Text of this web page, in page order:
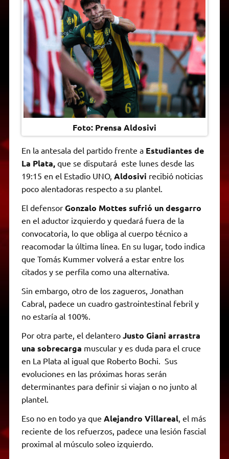
A
p
p
r
a
m
e
r
o
o
k
n
g
e
r
i
n
k
F
r
i
e
n
d
Foto: Prensa Aldosivi
En la antesala del partido frente a Estudiantes de
La Plata, que se disputará este lunes desde las
19:15 en el Estadio UNO, Aldosivi recibió noticias
poco alentadoras respecto a su plantel.
El defensor Gonzalo Mottes sufrió un desgarro
en el aductor izquierdo y quedará fuera de la
convocatoria, lo que obliga al cuerpo técnico a
reacomodar la última línea. En su lugar, todo indica
que Tomás Kummer volverá a estar entre los
citados y se perfila como una alternativa.
Sin embargo, otro de los zagueros, Jonathan
Cabral, padece un cuadro gastrointestinal febril y
no estaría al 100%.
Por otra parte, el delantero Justo Giani arrastra
una sobrecarga muscular y es duda para el cruce
en La Plata al igual que Roberto Bochi. Sus
evoluciones en las próximas horas serán
determinantes para definir si viajan o no junto al
plantel.
Eso no en todo ya que Alejandro Villareal , el más
reciente de los refuerzos, padece una lesión fascial
proximal al músculo soleo izquierdo.